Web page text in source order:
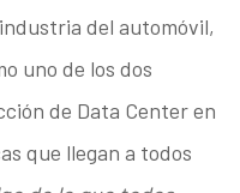
del automóvil,
uno de los dos
de Data Center en
que llegan a todos